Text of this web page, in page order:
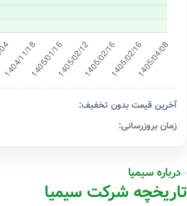
آخرین قیمت بدون تخفیف:
زمان بروزرسانی:
درباره سیمیا
تاریخچه شرکت سیمیا